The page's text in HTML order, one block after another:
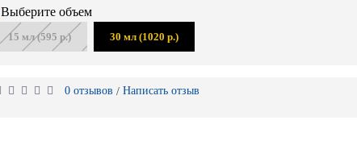
Выберите объем
15 мл (595 р.) 30 мл (1020 р.)
0 отзывов / Написать отзыв